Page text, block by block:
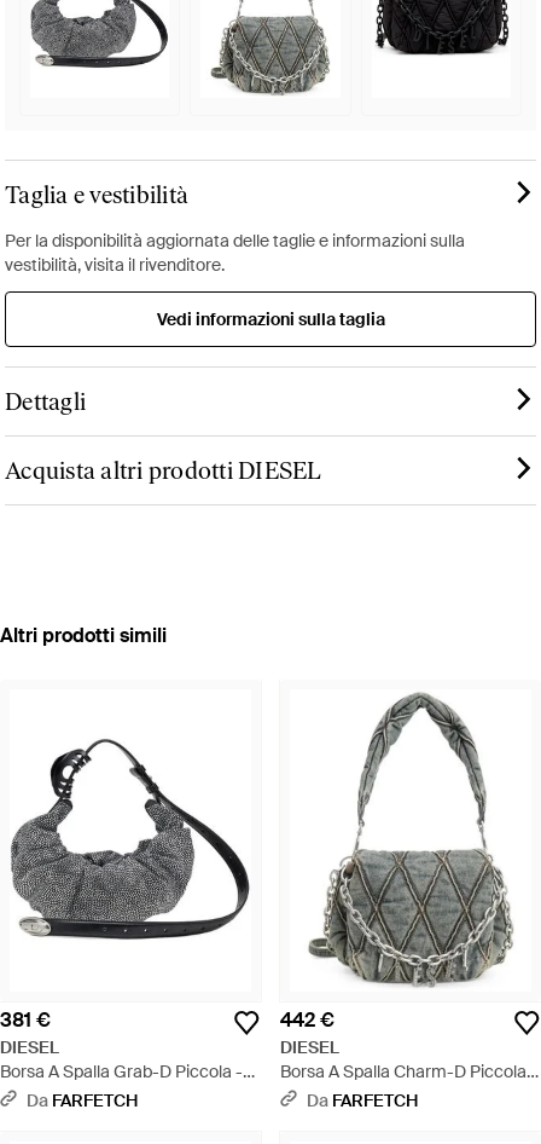
Taglia e vestibilità
Per la disponibilità aggiornata delle taglie e informazioni sulla
vestibilità, visita il rivenditore.
Vedi informazioni sulla taglia
Dettagli
Acquista altri prodotti DIESEL
Altri prodotti simili
381 €
DIESEL
Borsa A Spalla Grab-D Piccola -
Grigio
Da FARFETCH
442 €
DIESEL
Borsa A Spalla Charm-D Piccola -
Grigio
Da FARFETCH